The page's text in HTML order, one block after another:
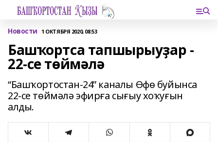
Новости 1 ОКТЯБРЯ 2020, 08:53
Башҡортса тапшырыуҙар -
22-се төймәлә
“Башҡортостан-24” каналы Өфө буйынса
22-се төймәлә эфирға сығыу хоҡуғын
алды.